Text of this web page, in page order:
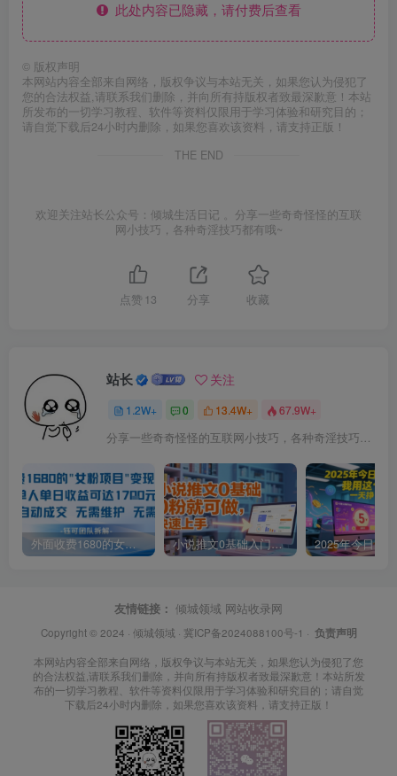
此处内容已隐藏，请付费后查看
© 版权声明
本网站内容全部来自网络，版权争议与本站无关，如果您认为侵犯了
您的合法权益,请联系我们删除，并向所有持版权者致最深歉意！本站
所发布的一切学习教程、软件等资料仅限用于学习体验和研究目的；
请自觉下载后24小时内删除，如果您喜欢该资料，请支持正版！
THE END
欢迎关注站长公众号：倾城生活日记 。分享一些奇奇怪怪的互联
网小技巧，各种奇淫技巧都有哦~
点赞 13 分享 收藏
站长 关注
1.2W+ 0 13.4W+ 67.9W+
外面收费1680的女粉项目变现，单人单日收益可达1.7k，全自动成交无需维护 小说推文0基础入门教程，0粉就可做，快速上手
友情链接： 倾城领域 网站收录网
Copyright © 2024 · 倾城领域 · 冀ICP备2024088100号-1 · 负责声明
本网站内容全部来自网络，版权争议与本站无关，如果您认为侵犯了您
的合法权益,请联系我们删除，并向所有持版权者致最深歉意！本站所发
布的一切学习教程、软件等资料仅限用于学习体验和研究目的；请自觉
下载后24小时内删除，如果您喜欢该资料，请支持正版！